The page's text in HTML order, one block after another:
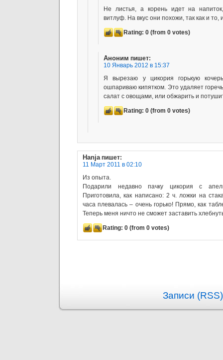
Не листья, а корень идет на
витлуф. На вкус они похожи, так как и то,
Rating: 0 (from 0 votes)
Аноним пишет:
10 Январь 2012 в 15:37
Я вырезаю у цикория горькую
ошпариваю кипятком. Это удаляет
салат с овощами, или обжарить и
Rating: 0 (from 0 votes)
Hanja пишет:
11 Март 2011 в 02:10
Из опыта.
Подарили недавно пачку цикория с
Приготовила, как написано: 2 ч. ложки на
часа плевалась – очень горько! Прямо, как
Теперь меня ничто не сможет заставить
Rating: 0 (from 0 votes)
Записи (RSS)